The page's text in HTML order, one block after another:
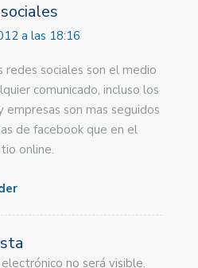
a las 18:16
redes sociales son el medio
comunicado, incluso los
empresas son mas seguidos
de facebook que en el
online.
no será visible.